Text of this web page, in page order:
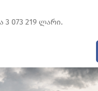
073 219 ლარი.